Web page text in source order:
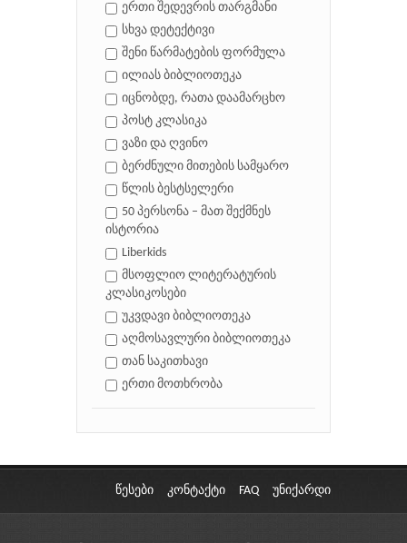
ერთი შედევრის თარგმანი
სხვა დეტექტივი
შენი წარმატების ფორმულა
ილიას ბიბლიოთეკა
იცნობდე, რათა დაამარცხო
პოსტ კლასიკა
ვაზი და ღვინო
ბერძნული მითების სამყარო
წლის ბესტსელერი
50 პერსონა – მათ შექმნეს
ისტორია
Liberkids
მსოფლიო ლიტერატურის
კლასიკოსები
უკვდავი ბიბლიოთეკა
აღმოსავლური ბიბლიოთეკა
თან საკითხავი
ერთი მოთხრობა
წესები კონტაქტი FAQ უნიქარდი